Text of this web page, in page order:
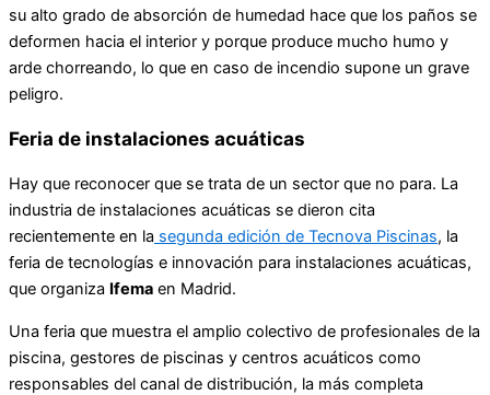
su alto grado de absorción de humedad hace que los paños se
deformen hacia el interior y porque produce mucho humo y
arde chorreando, lo que en caso de incendio supone un grave
peligro.
Feria de instalaciones acuáticas
Hay que reconocer que se trata de un sector que no para. La
industria de instalaciones acuáticas se dieron cita
recientemente en la segunda edición de Tecnova Piscinas, la
feria de tecnologías e innovación para instalaciones acuáticas,
que organiza Ifema en Madrid.
Una feria que muestra el amplio colectivo de profesionales de la
piscina, gestores de piscinas y centros acuáticos como
responsables del canal de distribución, la más completa